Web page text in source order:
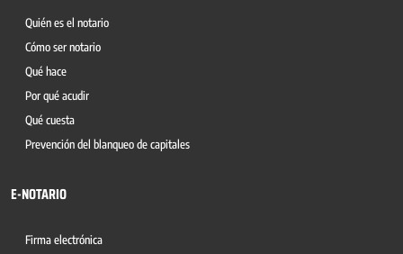
Quién es el notario
Cómo ser notario
Qué hace
Por qué acudir
Qué cuesta
Prevención del blanqueo de capitales
E-NOTARIO
Firma electrónica